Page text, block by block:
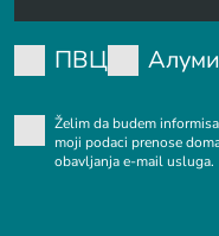
ПВЦ
Želim da budem
moji podaci prenose
obavljanja e-mail usluga.